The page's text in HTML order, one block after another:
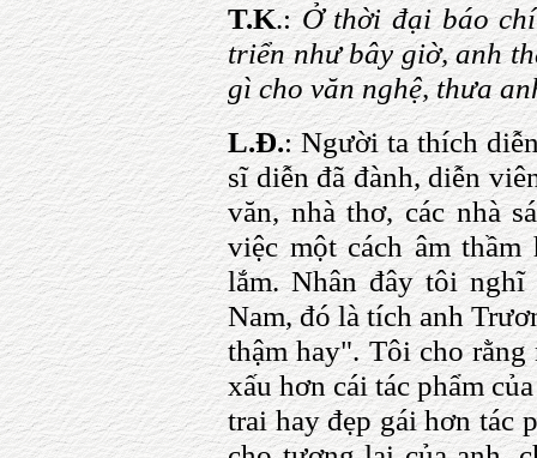
T.K.:Ở thời đại báo
triển như bây giờ, anh
gì cho văn nghệ, thưa
L.Đ.: Người ta thích
sĩ diễn đã đành, diễn
văn, nhà thơ, các nhà
việc một cách âm
lắm. Nhân đây tôi nghĩ
Nam, đó là tích anh
thậm hay". Tôi cho
xấu hơn cái tác phẩm
trai hay đẹp gái hơn tác